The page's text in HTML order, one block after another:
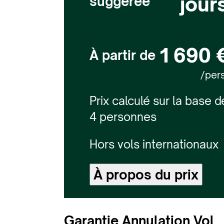
À partir de 1 690
/
Prix calculé sur la base
4 personnes
Hors vols internationaux
À propos du prix
Garantie Annulation Vol